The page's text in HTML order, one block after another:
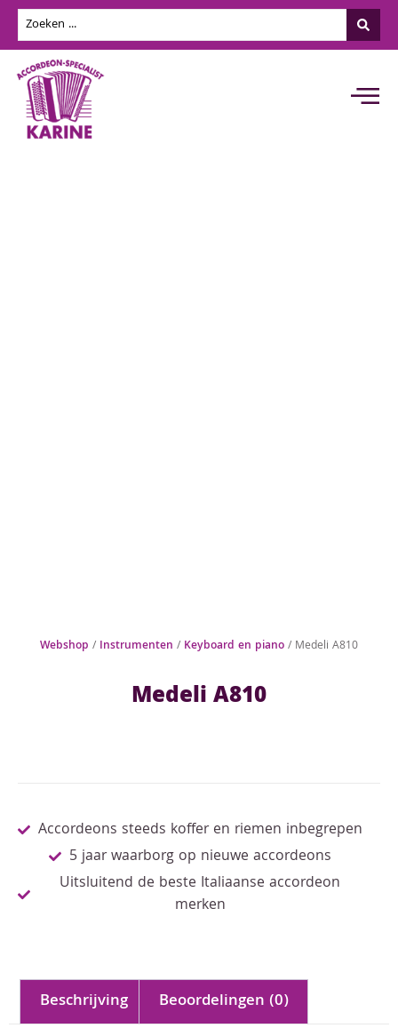
Webshop / Instrumenten / Keyboard en piano/ Medeli A810
Medeli A810
Accordeons steeds koffer en riemen inbegrepen
5 jaar waarborg op nieuwe accordeons
Uitsluitend de beste Italiaanse accordeon
merken
Beschrijving Beoordelingen (0)